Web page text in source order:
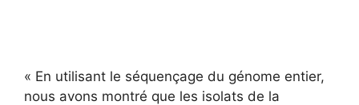
« En utilisant le séquençage du génome entier,
nous avons montré que les isolats de la